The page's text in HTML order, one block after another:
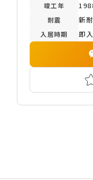
竣工年
耐震 新
入居時期 即